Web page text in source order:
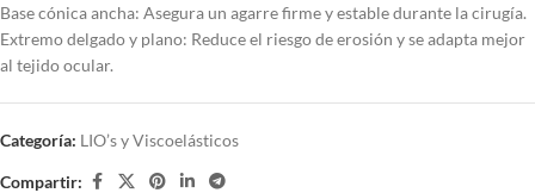
Base cónica ancha: Asegura un agarre firme y estable durante la cirugía.
Extremo delgado y plano: Reduce el riesgo de erosión y se adapta mejor
al tejido ocular.
Categoría: LIO’s y Viscoelásticos
Compartir: